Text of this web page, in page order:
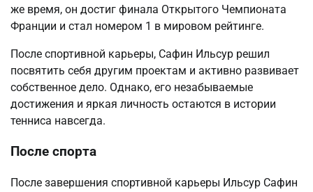
же время, он достиг финала Открытого Чемпионата
Франции и стал номером 1 в мировом рейтинге.
После спортивной карьеры, Сафин Ильсур решил
посвятить себя другим проектам и активно развивает
собственное дело. Однако, его незабываемые
достижения и яркая личность остаются в истории
тенниса навсегда.
После спорта
После завершения спортивной карьеры Ильсур Сафин